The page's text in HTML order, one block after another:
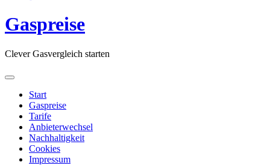
content
Gaspreise
Clever Gasvergleich starten
Start
Gaspreise
Tarife
Anbieterwechsel
Nachhaltigkeit
Cookies
Impressum